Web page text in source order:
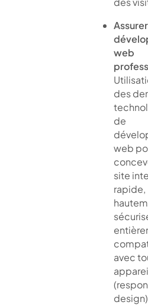
web
des
de
web
site
rapide,
avec